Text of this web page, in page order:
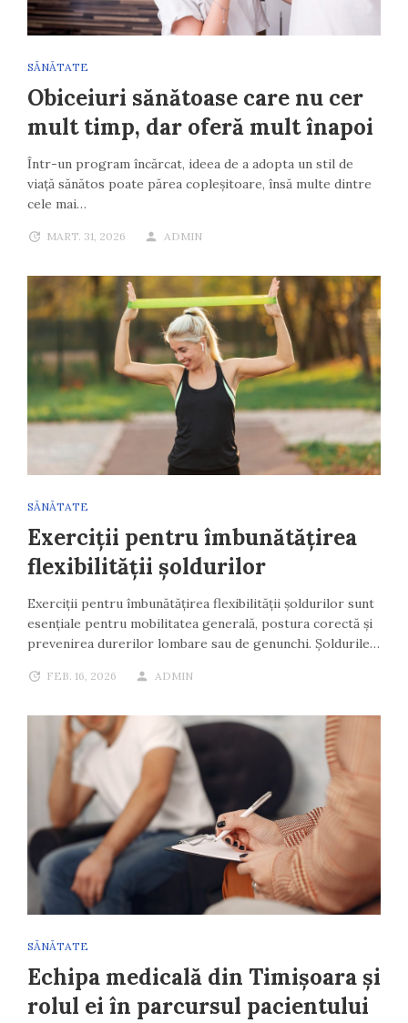
SĂNĂTATE
Obiceiuri sănătoase care nu cer
mult timp, dar oferă mult înapoi
Într-un program încărcat, ideea de a adopta un stil de
viață sănătos poate părea copleșitoare, însă multe dintre
cele mai…
MART. 31, 2026 ADMIN
SĂNĂTATE
Exerciții pentru îmbunătățirea
flexibilității șoldurilor
Exerciții pentru îmbunătățirea flexibilității șoldurilor sunt
esențiale pentru mobilitatea generală, postura corectă și
prevenirea durerilor lombare sau de genunchi. Șoldurile…
FEB. 16, 2026 ADMIN
SĂNĂTATE
Echipa medicală din Timișoara și
rolul ei în parcursul pacientului